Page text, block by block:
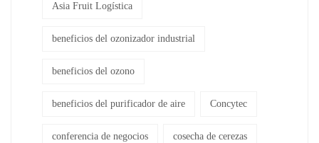
Asia Fruit Logística
beneficios del ozonizador industrial
beneficios del ozono
beneficios del purificador de aire Concytec
conferencia de negocios cosecha de cerezas